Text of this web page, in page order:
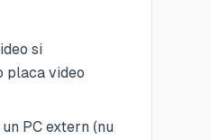
si
placa video
PC extern (nu